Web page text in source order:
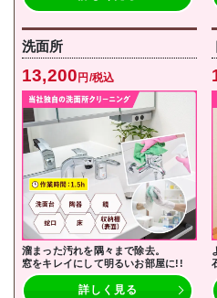
洗面所
13,200円/税込
溜まった汚れを隅々まで除去。
窓をキレイにして明るいお部屋に!!
詳しく見る